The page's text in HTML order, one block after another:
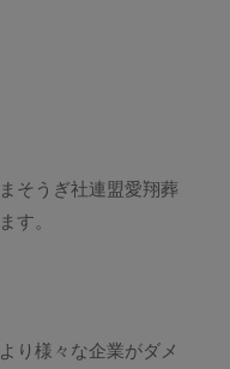
そうぎ社連盟愛翔葬
す。
り様々な企業がダメ